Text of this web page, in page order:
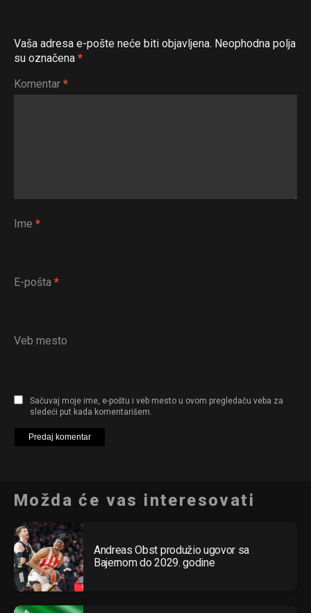
Vaša adresa e-pošte neće biti objavljena. Neophodna polja
su označena *
Komentar *
Ime *
E-pošta *
Veb mesto
Sačuvaj moje ime, e-poštu i veb mesto u ovom pregledaču veba za
sledeći put kada komentarišem.
Možda će vas interesovati
Andreas Obst produžio ugovor sa
Bajernom do 2029. godine